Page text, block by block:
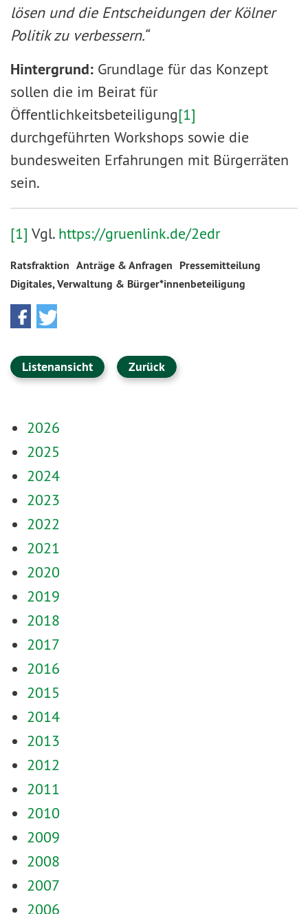
lösen und die Entscheidungen der Kölner
Politik zu verbessern.“
Hintergrund: Grundlage für das Konzept
sollen die im Beirat für
Öffentlichkeitsbeteiligung[1]
durchgeführten Workshops sowie die
bundesweiten Erfahrungen mit Bürgerräten
sein.
[1] Vgl. https://gruenlink.de/2edr
Ratsfraktion Anträge & Anfragen Pressemitteilung
Digitales, Verwaltung & Bürger*innenbeteiligung
Listenansicht Zurück
2026
2025
2024
2023
2022
2021
2020
2019
2018
2017
2016
2015
2014
2013
2012
2011
2010
2009
2008
2007
2006